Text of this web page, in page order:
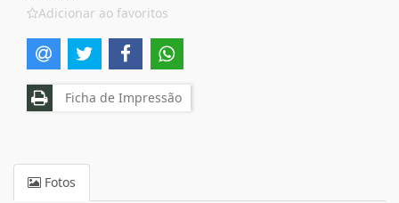
Adicionar ao favoritos
Ficha de Impressão
Fotos